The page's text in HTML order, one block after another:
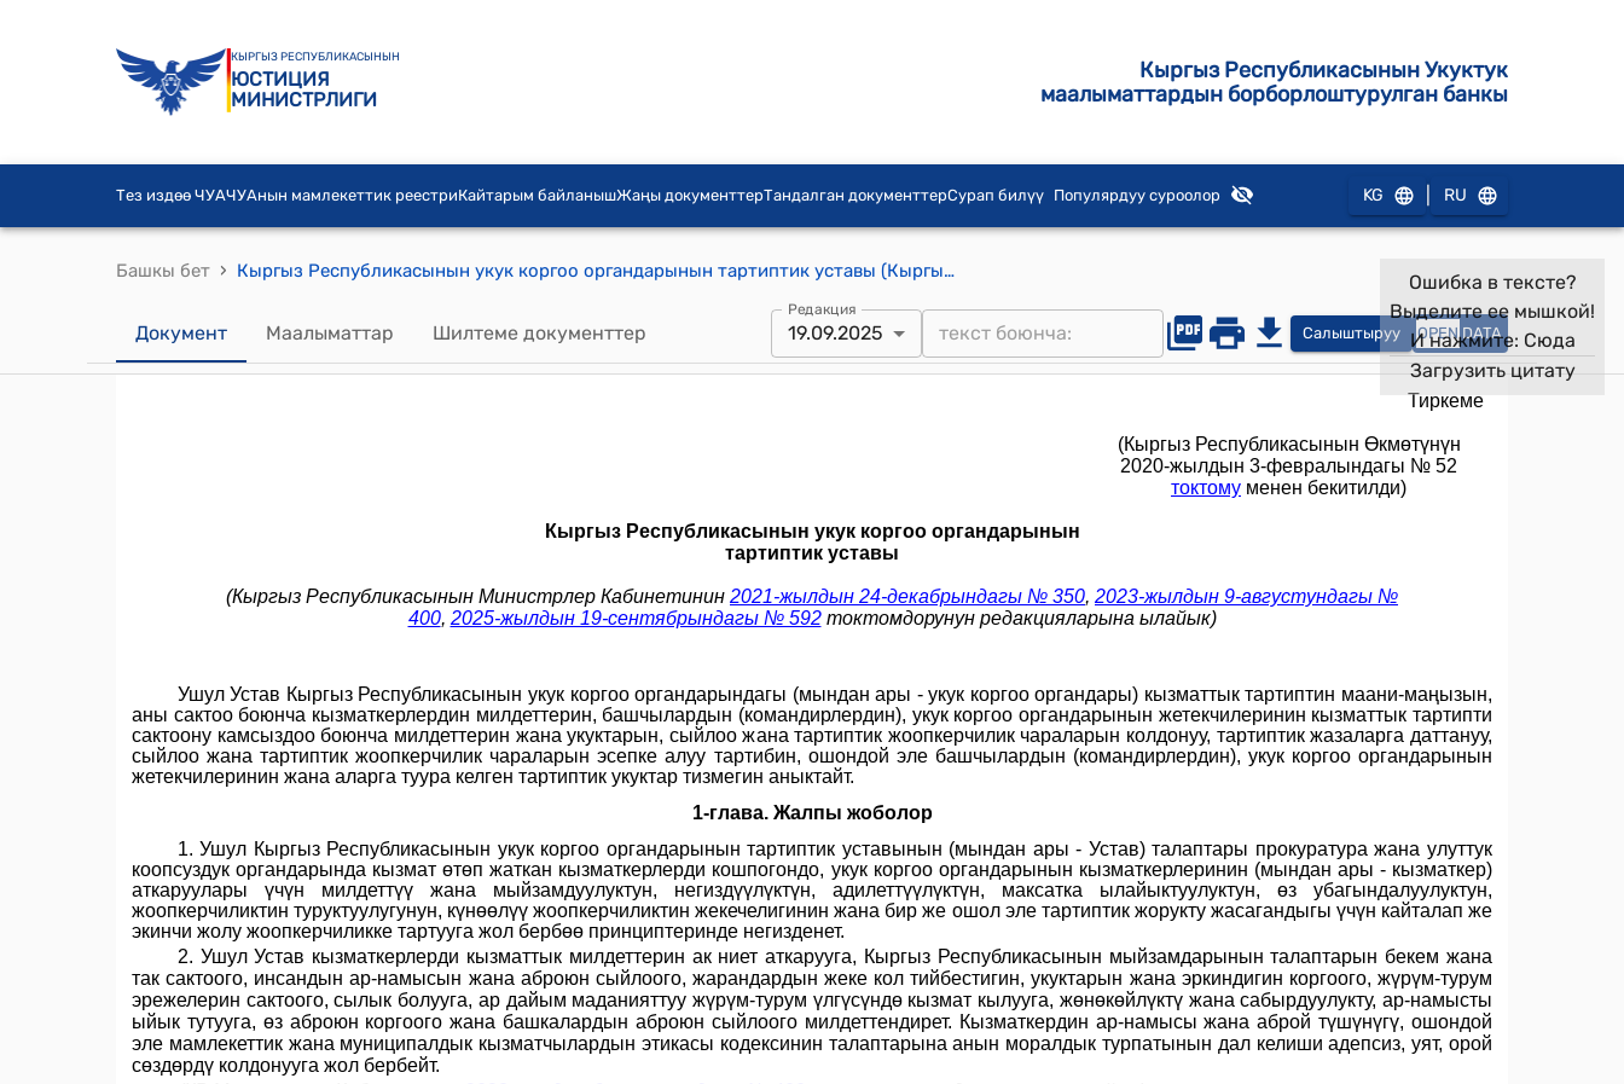
КЫРГЫЗ РЕСПУБЛИКАСЫНЫН
ЮСТИЦИЯ
МИНИСТРЛИГИ
Кыргыз Республикасынын Укуктук
маалыматтардын борборлоштурулган банкы
Тез издөө ЧУАЧУАнын мамлекеттик реестриКайтарым байланышЖаңы документтерТандалган документтерСурап билүү Популярдуу суроолор KG RU
Башкы бет › Кыргыз Республикасынын укук коргоо органдарынын тартиптик уставы (Кыргыз Республикасынын Өкмөтүнүн 2020-жылдын 3-февралындагы № 52 токтомуна)
Документ Маалыматтар Шилтеме документтер
Редакция
19.09.2025 Салыштыруу OPEN DATA
Ошибка в тексте?
Выделите ее мышкой!
И нажмите: Сюда
Загрузить цитату